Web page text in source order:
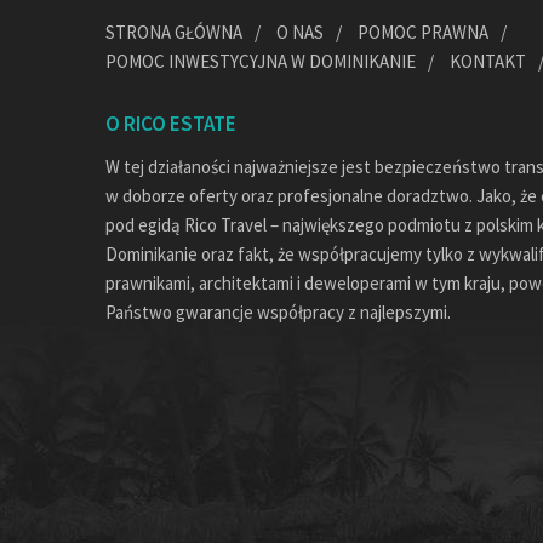
STRONA GŁÓWNA O NAS
POMOC PRAWNA
POMOC INWESTYCYJNA W DOMINIKANIE
KONTAKT
O RICO ESTATE
W tej działaności najważniejsze jest bezpieczeństwo
w doborze oferty oraz profesjonalne doradztwo. Jako, że
pod egidą Rico Travel – największego podmiotu z polskim
Dominikanie oraz fakt, że współpracujemy tylko z
prawnikami, architektami i deweloperami w tym kraju,
Państwo gwarancje współpracy z najlepszymi.